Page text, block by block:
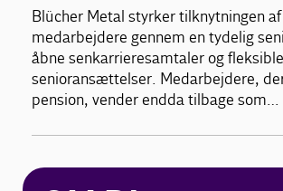
Blücher Metal styrker tilknytningen
medarbejdere gennem en tydelig
åbne senkarrieresamtaler og fleksible
senioransættelser. Medarbejdere,
pension, vender endda tilbage som…